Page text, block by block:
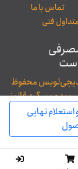
نهایی
تماس با ما
فنی
مصرفی
دیجی‌لوبس محفوظ
و پیگرد قانونی